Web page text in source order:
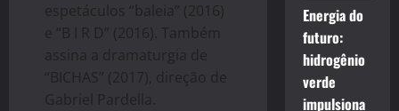
espetáculos “baleia” (2016)
e “B I R D” (2016). Também
assina a dramaturgia de
“BICHAS” (2017), direção de
Gabriel Pardella.
Energia do
futuro:
hidrogênio
verde
impulsiona